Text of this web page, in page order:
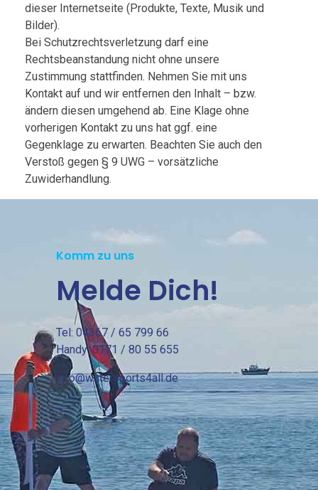
dieser Internetseite (Produkte, Texte, Musik und
Bilder).
Bei Schutzrechtsverletzung darf eine
Rechtsbeanstandung nicht ohne unsere
Zustimmung stattfinden. Nehmen Sie mit uns
Kontakt auf und wir entfernen den Inhalt – bzw.
ändern diesen umgehend ab. Eine Klage ohne
vorherigen Kontakt zu uns hat ggf. eine
Gegenklage zu erwarten. Beachten Sie auch den
Verstoß gegen § 9 UWG – vorsätzliche
Zuwiderhandlung.
Komm zu uns
Melde Dich!
Tel: 04367 / 65 799 66
Handy: 0171 / 80 55 655
info@watersports4all.de